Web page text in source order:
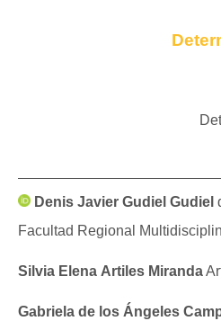
Denis Javier Gudiel Gudiel
Facultad Regional
Silvia Elena Artiles Miranda
Gabriela de los Ángeles